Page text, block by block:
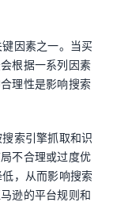
因素之一。当买
根据一系列因素
理性是影响搜索
索引擎抓取和识
不合理或过度优
，从而影响搜索
逊的平台规则和